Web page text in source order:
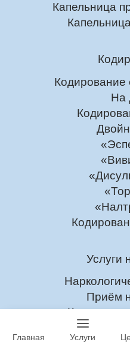
Капельница
Кодирование
На
Услуги
Приём
Скорая
Главная Услуги